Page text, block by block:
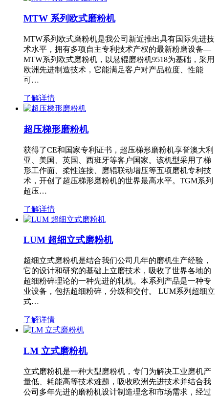
MTW 系列欧式磨粉机
MTW系列欧式磨粉机是我公司新近推出具有国际先进技
术水平，拥有多项自主专利技术产权的最新粉磨设备—
MTW系列欧式磨粉机，以悬辊磨粉机9518为基础，采用
欧洲先进制造技术，它能满足客户对产品粒度、性能
可…
了解详情
超压梯形磨粉机
获得了CE和国家专利证书，超压梯形磨粉机享誉澳大利
亚、美国、英国、西班牙等客户国家。该机型采用了梯
形工作面、柔性连接、磨辊联动增压等五项磨机专利技
术，开创了超压梯形磨粉机的世界最高水平。TGM系列
超压…
了解详情
LUM 超细立式磨粉机
超细立式磨粉机是结合我们公司几年的磨机生产经验，
它的设计和研究的基础上立磨技术，吸收了世界各地的
超细粉碎理论的一种先进的轧机。本系列产品是一种专
业设备，包括超细粉碎，分级和交付。 LUM系列超细立
式…
了解详情
LM 立式磨粉机
立式磨粉机是一种大型磨粉机，专门为解决工业磨机产
量低、耗能高等技术难题，吸收欧洲先进技术并结合我
公司多年先进的磨粉机设计制造理念和市场需求，经过